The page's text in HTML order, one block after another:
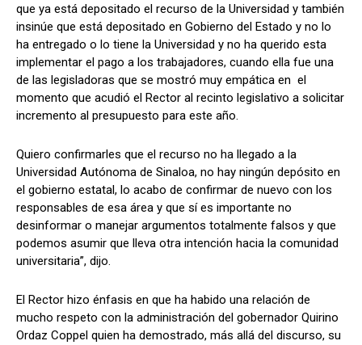
que ya está depositado el recurso de la Universidad y también
insinúe que está depositado en Gobierno del Estado y no lo
ha entregado o lo tiene la Universidad y no ha querido esta
implementar el pago a los trabajadores, cuando ella fue una
de las legisladoras que se mostró muy empática en el
momento que acudió el Rector al recinto legislativo a solicitar
incremento al presupuesto para este año.
Quiero confirmarles que el recurso no ha llegado a la
Universidad Autónoma de Sinaloa, no hay ningún depósito en
el gobierno estatal, lo acabo de confirmar de nuevo con los
responsables de esa área y que sí es importante no
desinformar o manejar argumentos totalmente falsos y que
podemos asumir que lleva otra intención hacia la comunidad
universitaria”, dijo.
El Rector hizo énfasis en que ha habido una relación de
mucho respeto con la administración del gobernador Quirino
Ordaz Coppel quien ha demostrado, más allá del discurso, su